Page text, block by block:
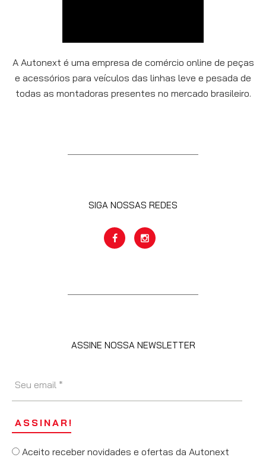
A Autonext é uma empresa de comércio online de peças
e acessórios para veículos das linhas leve e pesada de
todas as montadoras presentes no mercado brasileiro.
SIGA NOSSAS REDES
ASSINE NOSSA NEWSLETTER
Aceito receber novidades e ofertas da Autonext